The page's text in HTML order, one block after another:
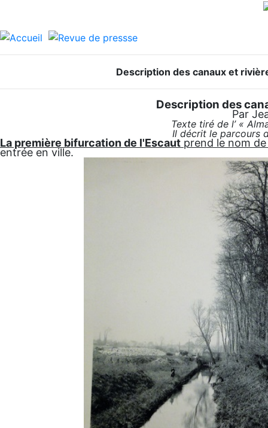
Description des canaux et
Description des
Par
Texte tiré de l’ «
Il décrit le parcours
La première bifurcation de l'Escaut prend le nom de
entrée en ville.